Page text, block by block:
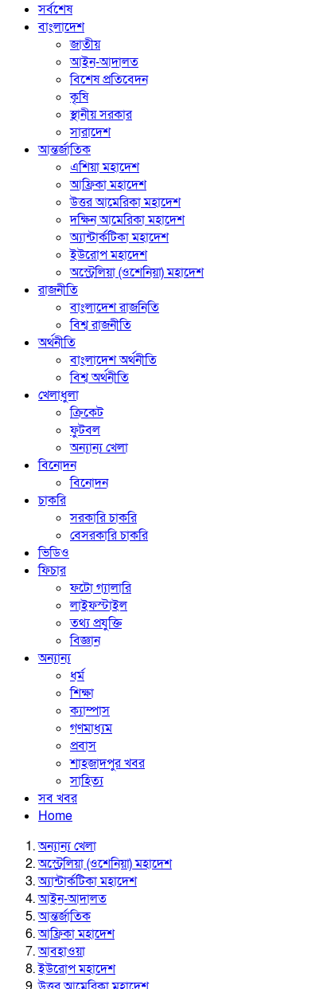
সর্বশেষ
বাংলাদেশ
জাতীয়
আইন-আদালত
বিশেষ প্রতিবেদন
কৃষি
স্থানীয় সরকার
সারাদেশ
আন্তর্জাতিক
এশিয়া মহাদেশ
আফ্রিকা মহাদেশ
উত্তর আমেরিকা মহাদেশ
দক্ষিন আমেরিকা মহাদেশ
অ্যান্টার্কটিকা মহাদেশ
ইউরোপ মহাদেশ
অস্ট্রেলিয়া (ওশেনিয়া) মহাদেশ
রাজনীতি
বাংলাদেশ রাজনিতি
বিশ্ব রাজনীতি
অর্থনীতি
বাংলাদেশ অর্থনীতি
বিশ্ব অর্থনীতি
খেলাধুলা
ক্রিকেট
ফুটবল
অন্যান্য খেলা
বিনোদন
বিনোদন
চাকরি
সরকারি চাকরি
বেসরকারি চাকরি
ভিডিও
ফিচার
ফটো গ্যালারি
লাইফস্টাইল
তথ্য প্রযুক্তি
বিজ্ঞান
অন্যান্য
ধর্ম
শিক্ষা
ক্যাম্পাস
গণমাধ্যম
প্রবাস
শাহজাদপুর খবর
সাহিত্য
সব খবর
Home
অন্যান্য খেলা
অস্ট্রেলিয়া (ওশেনিয়া) মহাদেশ
অ্যান্টার্কটিকা মহাদেশ
আইন-আদালত
আন্তর্জাতিক
আফ্রিকা মহাদেশ
আবহাওয়া
ইউরোপ মহাদেশ